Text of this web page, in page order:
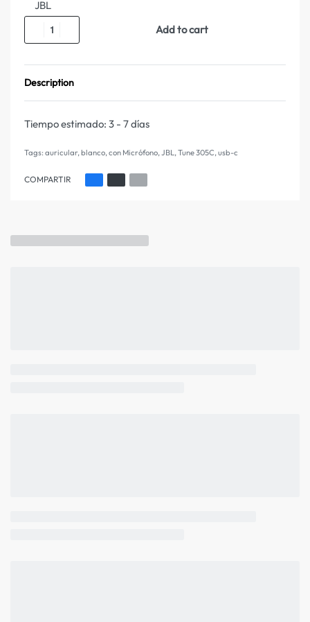
JBL
Add to cart
Description
Tiempo estimado: 3 - 7 días
Tags: auricular,blanco,con Micrófono,JBL,Tune 305C,usb-c
COMPARTIR